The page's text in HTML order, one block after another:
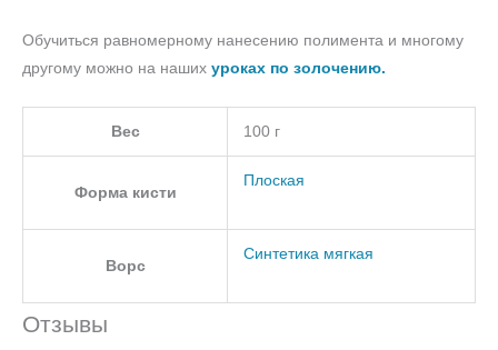
Обучиться равномерному нанесению полимента и многому
другому можно на наших уроках по золочению.
Вес 100 г
Форма кисти
Плоская
Ворс
Синтетика мягкая
Отзывы